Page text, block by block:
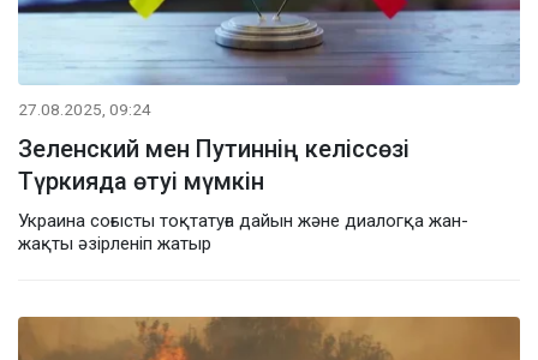
27.08.2025, 09:24
Зеленский мен Путиннің келіссөзі
Түркияда өтуі мүмкін
Украина соғысты тоқтатуға дайын және диалогқа жан-
жақты әзірленіп жатыр